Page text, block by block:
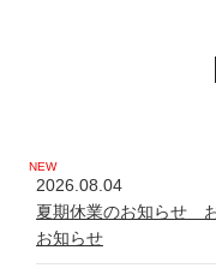
2026.08.04
夏期休業のお知らせ
お知らせ